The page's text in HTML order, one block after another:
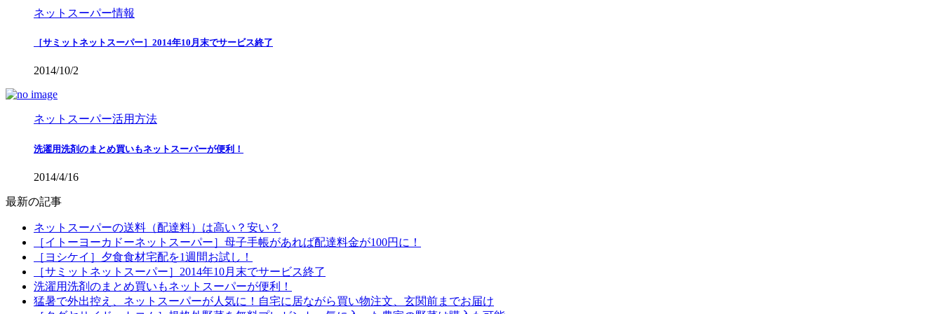
ネットスーパー情報
［サミットネットスーパー］2014年10月末でサービス終了
2014/10/2
ネットスーパー活用方法
洗濯用洗剤のまとめ買いもネットスーパーが便利！
2014/4/16
最新の記事
ネットスーパーの送料（配達料）は高い？安い？
［イトーヨーカドーネットスーパー］母子手帳があれば配達料金が100円に！
［ヨシケイ］夕食食材宅配を1週間お試し！
［サミットネットスーパー］2014年10月末でサービス終了
洗濯用洗剤のまとめ買いもネットスーパーが便利！
猛暑で外出控え、ネットスーパーが人気に！自宅に居ながら買い物注文、玄関前までお届け